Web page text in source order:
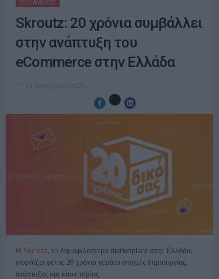
ECOMMERCE
Skroutz: 20 χρόνια συμβάλλει
στην ανάπτυξη του
eCommerce στην Ελλάδα
Η Skroutz, το δημοφιλέστερο marketplace στην Ελλάδα,
γιορτάζει φέτος 20 χρόνια γεμάτα στιγμές δημιουργίας,
ανάπτυξης και καινοτομίας.